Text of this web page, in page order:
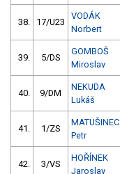
38. 17/U23
VODÁK
Norbert
39. 5/DS
GOMBOŠ
Miroslav
40. 9/DM
NEKUDA
Lukáš
41. 1/ZS
MATUŠINEC
Petr
42. 3/VS
HOŘÍNEK
Jaroslav